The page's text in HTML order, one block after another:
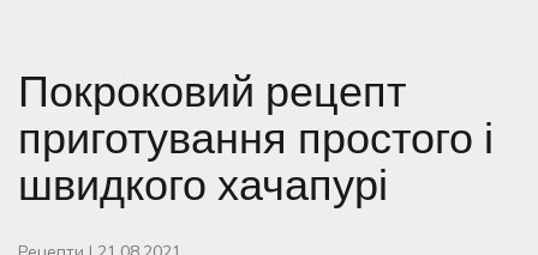
Покроковий рецепт
приготування простого і
швидкого хачапурі